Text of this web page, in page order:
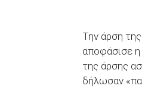
Την άρση
αποφάσισε
της άρσης
δήλωσαν